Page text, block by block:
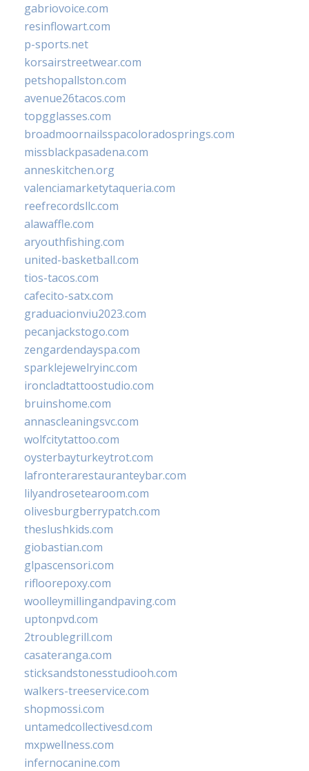
gabriovoice.com
resinflowart.com
p-sports.net
korsairstreetwear.com
petshopallston.com
avenue26tacos.com
topgglasses.com
broadmoornailsspacoloradosprings.com
missblackpasadena.com
anneskitchen.org
valenciamarketytaqueria.com
reefrecordsllc.com
alawaffle.com
aryouthfishing.com
united-basketball.com
tios-tacos.com
cafecito-satx.com
graduacionviu2023.com
pecanjackstogo.com
zengardendayspa.com
sparklejewelryinc.com
ironcladtattoostudio.com
bruinshome.com
annascleaningsvc.com
wolfcitytattoo.com
oysterbayturkeytrot.com
lafronterarestauranteybar.com
lilyandrosetearoom.com
olivesburgberrypatch.com
theslushkids.com
giobastian.com
glpascensori.com
rifloorepoxy.com
woolleymillingandpaving.com
uptonpvd.com
2troublegrill.com
casateranga.com
sticksandstonesstudiooh.com
walkers-treeservice.com
shopmossi.com
untamedcollectivesd.com
mxpwellness.com
infernocanine.com